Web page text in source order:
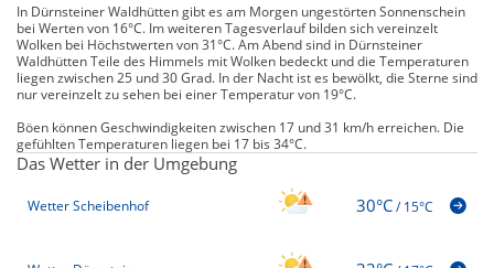
In Dürnsteiner Waldhütten gibt es am Morgen ungestörten Sonnenschein
bei Werten von 16°C. Im weiteren Tagesverlauf bilden sich vereinzelt
Wolken bei Höchstwerten von 31°C. Am Abend sind in Dürnsteiner
Waldhütten Teile des Himmels mit Wolken bedeckt und die Temperaturen
liegen zwischen 25 und 30 Grad. In der Nacht ist es bewölkt, die Sterne sind
nur vereinzelt zu sehen bei einer Temperatur von 19°C.
Böen können Geschwindigkeiten zwischen 17 und 31 km/h erreichen. Die
gefühlten Temperaturen liegen bei 17 bis 34°C.
Das Wetter in der Umgebung
Wetter Scheibenhof 30°C/15°C